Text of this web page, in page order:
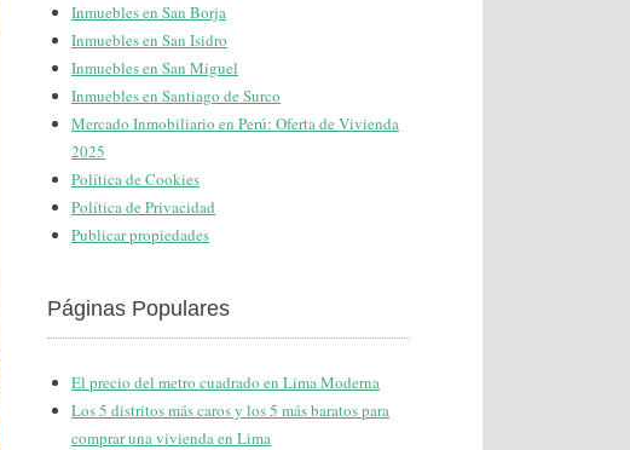
Inmuebles en San Borja
Inmuebles en San Isidro
Inmuebles en San Miguel
Inmuebles en Santiago de Surco
Mercado Inmobiliario en Perú: Oferta de Vivienda
2025
Política de Cookies
Política de Privacidad
Publicar propiedades
Páginas Populares
El precio del metro cuadrado en Lima Moderna
Los 5 distritos más caros y los 5 más baratos para
comprar una vivienda en Lima